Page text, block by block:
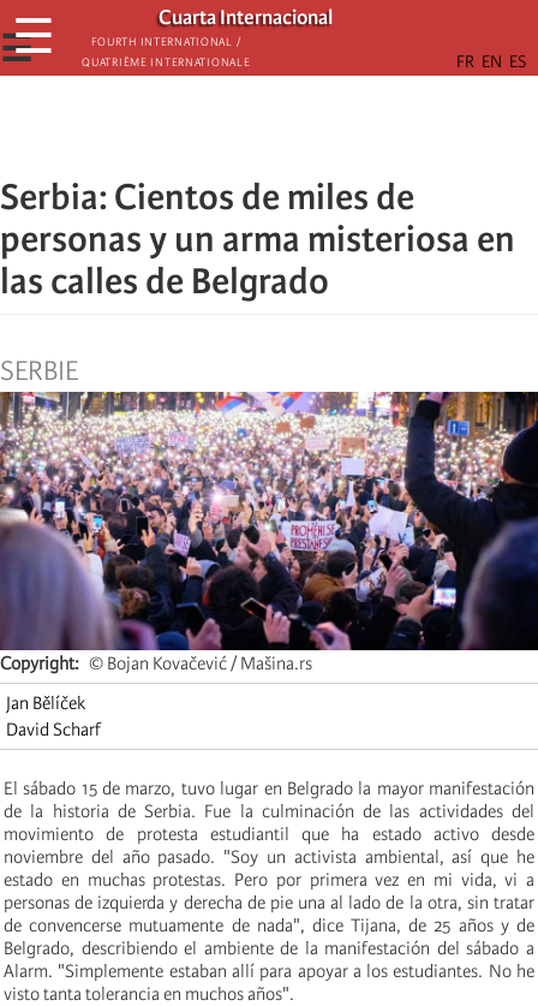
Skip
to
main
Cuarta Internacional
Fourth International /
Quatrième internationale
☰
☰
Serbia: Cientos de miles de
personas y un arma misteriosa en
las calles de Belgrado
SERBIE
Copyright
© Bojan Kovačević / Mašina.rs
Jan Bělíček
David Scharf
El sábado 15 de marzo, tuvo lugar en Belgrado la mayor manifestación
de la historia de Serbia. Fue la culminación de las actividades del
movimiento de protesta estudiantil que ha estado activo desde
noviembre del año pasado. "Soy un activista ambiental, así que he
estado en muchas protestas. Pero por primera vez en mi vida, vi a
personas de izquierda y derecha de pie una al lado de la otra, sin tratar
de convencerse mutuamente de nada", dice Tijana, de 25 años y de
Belgrado, describiendo el ambiente de la manifestación del sábado a
Alarm. "Simplemente estaban allí para apoyar a los estudiantes. No he
visto tanta tolerancia en muchos años".